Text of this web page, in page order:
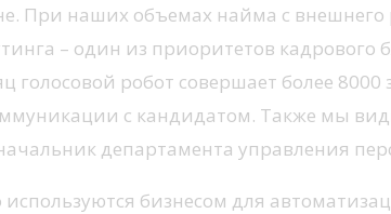
При наших объемах найма с внешнего
– один из приоритетов
робот совершает более 8000
с кандидатом. Также мы
департамента управления
бизнесом для